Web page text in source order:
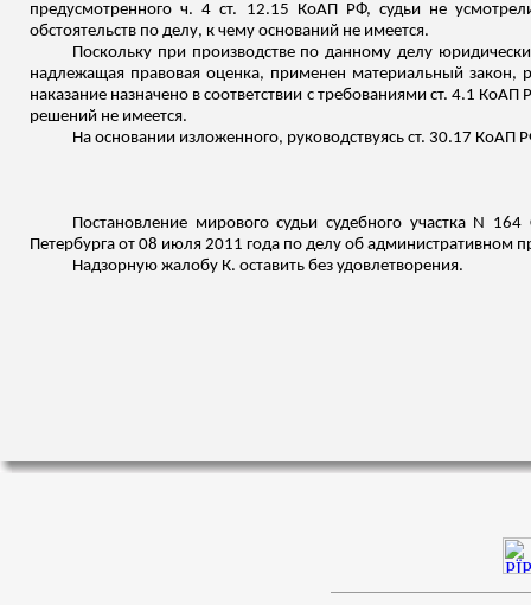
предусмотренного ч. 4 ст. 12.15 КоАП РФ, судьи не
обстоятельств по делу, к чему оснований не имеется.
Поскольку при производстве по данному делу
надлежащая правовая оценка, применен материальный
наказание назначено в соответствии с требованиями ст. 4.1
решений не имеется.
На основании изложенного, руководствуясь ст. 30.17 КоАП
Постановление мирового судьи судебного участка N
Петербурга от 08 июля 2011 года по делу об административном
Надзорную жалобу К. оставить без удовлетворения.